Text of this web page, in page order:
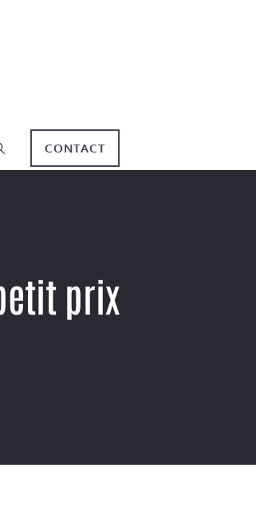
CONTACT
prix